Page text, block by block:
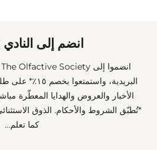
انضم إلى
البريدية،
الأخبار والعروض والهدايا المعطّرة
*تُطبّق الشروط والأحكام. الذوق
كما تعلم...